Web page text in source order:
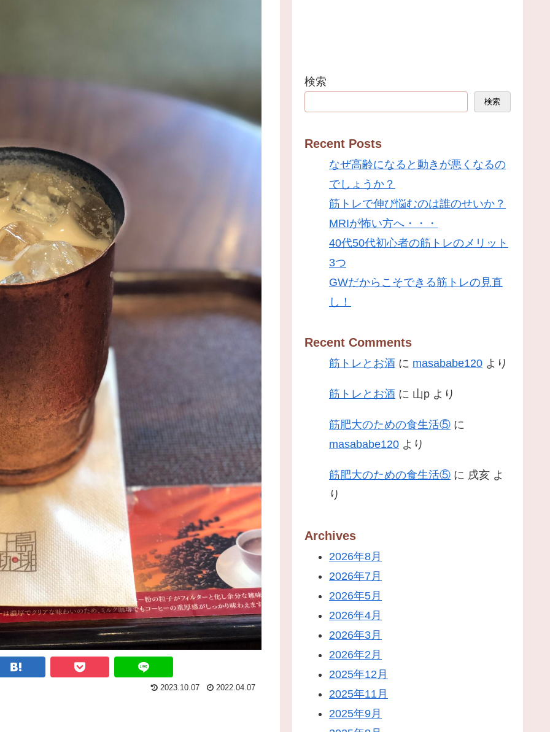
2023.10.07 2022.04.07
検索
検索
Recent Posts
なぜ高齢になると動きが悪くなるの
でしょうか？
筋トレで伸び悩むのは誰のせいか？
MRIが怖い方へ・・・
40代50代初心者の筋トレのメリット
3つ
GWだからこそできる筋トレの見直
し！
Recent Comments
筋トレとお酒 に masababe120 より
筋トレとお酒 に 山p より
筋肥大のための食生活⑤ に
masababe120 より
筋肥大のための食生活⑤ に 戌亥 よ
り
Archives
2026年8月
2026年7月
2026年5月
2026年4月
2026年3月
2026年2月
2025年12月
2025年11月
2025年9月